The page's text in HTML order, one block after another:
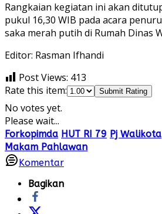
Rangkaian kegiatan ini akan
pukul 16,30 WIB pada acara
saka merah putih di Rumah Dinas
Editor: Rasman Ifhandi
Post Views: 413
Rate this item:
Submit Rating
No votes yet.
Please wait...
Forkopimda HUT RI 79 Pj Walikota
Makam Pahlawan
Komentar
Bagikan